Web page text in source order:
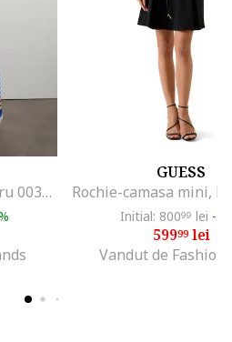
Rochie De Dama Albastru 003571127
GUESS
Initial: 80099 lei -
59999lei
Vandut de Fashion